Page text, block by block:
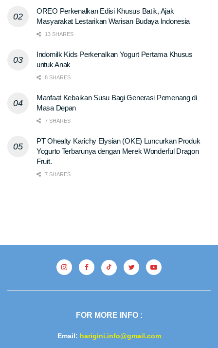
OREO Perkenalkan Edisi Khusus Batik, Ajak
Masyarakat Lestarikan Warisan Budaya Indonesia
13 SHARES
Indomilk Kids Perkenalkan Yogurt Pertama Khusus
untuk Anak
8 SHARES
Manfaat Kebaikan Susu Bagi Generasi Pemenang di
Masa Depan
7 SHARES
PT Ohealty Karichy Elysian (OKE) Luncurkan Produk
Yogurto Terbarunya dengan Merek Wonderful Dragon
Fruit.
7 SHARES
FOR MORE INFO :
Email: harigini.info@gmail.com